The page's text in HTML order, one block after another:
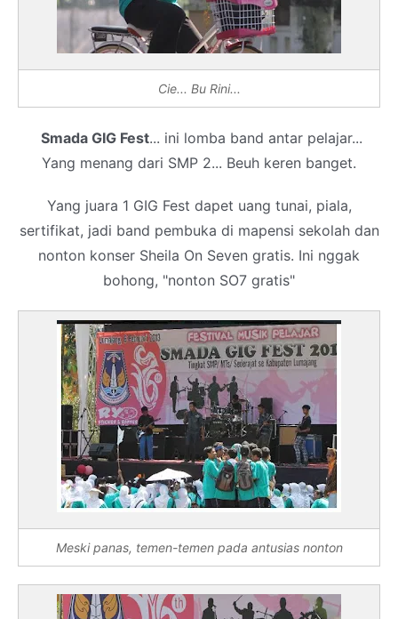
Cie... Bu Rini...
Smada GIG Fest... ini lomba band antar pelajar...
Yang menang dari SMP 2... Beuh keren banget.
Yang juara 1 GIG Fest dapet uang tunai, piala,
sertifikat, jadi band pembuka di mapensi sekolah dan
nonton konser Sheila On Seven gratis. Ini nggak
bohong, "nonton SO7 gratis"
Meski panas, temen-temen pada antusias nonton